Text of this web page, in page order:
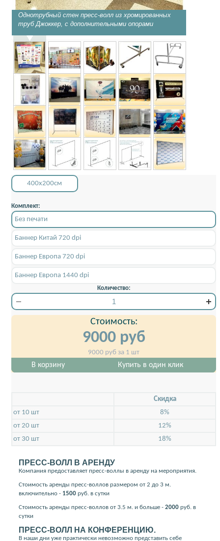
Однотрубный стен пресс-волл из хромированных
труб Джоккер, с дополнительными опорами
400x200см
Комплект:
Без печати
Баннер Китай 720 dpi
Баннер Европа 720 dpi
Баннер Европа 1440 dpi
Количество:
Стоимость:
9000руб
9000 руб за 1 шт
В корзину Купить в один клик
Скидкa
от 10 шт
8%
от 20 шт
12%
от 30 шт
18%
ПРЕСС-ВОЛЛ В АРЕНДУ
Компания предоставляет пресс-воллы в аренду на мероприятия.
Стоимость аренды пресс-воллов размером от 2 до 3 м.
включительно - 1500 руб. в сутки
Стоимость аренды пресс-воллов от 3.5 м. и больше - 2000 руб. в
сутки
ПРЕСС-ВОЛЛ НА КОНФЕРЕНЦИЮ.
В наши дни уже практически невозможно представить себе